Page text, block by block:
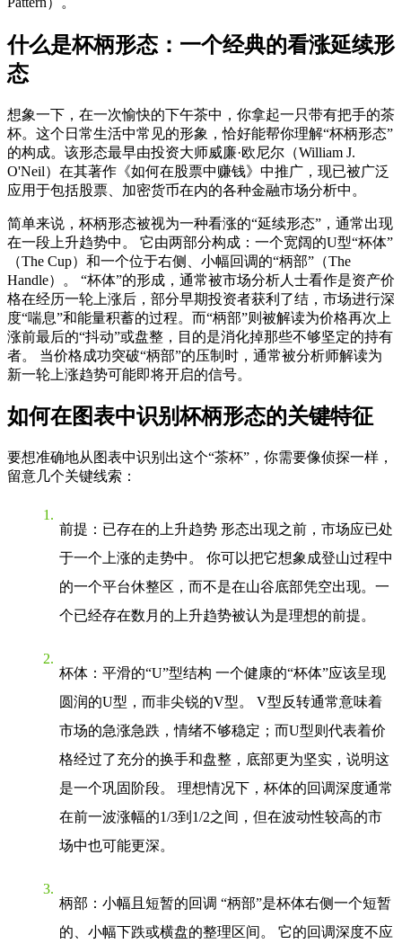
什么是杯柄形态：一个经典的看涨延续形
态
想象一下，在一次愉快的下午茶中，你拿起一只带有把手的茶
杯。这个日常生活中常见的形象，恰好能帮你理解“杯柄形态”
的构成。该形态最早由投资大师威廉·欧尼尔（William J.
O'Neil）在其著作《如何在股票中赚钱》中推广，现已被广泛
应用于包括股票、加密货币在内的各种金融市场分析中。
简单来说，杯柄形态被视为一种看涨的“延续形态”，通常出现
在一段上升趋势中。 它由两部分构成：一个宽阔的U型“杯体”
（The Cup）和一个位于右侧、小幅回调的“柄部”（The
Handle）。 “杯体”的形成，通常被市场分析人士看作是资产价
格在经历一轮上涨后，部分早期投资者获利了结，市场进行深
度“喘息”和能量积蓄的过程。而“柄部”则被解读为价格再次上
涨前最后的“抖动”或盘整，目的是消化掉那些不够坚定的持有
者。 当价格成功突破“柄部”的压制时，通常被分析师解读为
新一轮上涨趋势可能即将开启的信号。
如何在图表中识别杯柄形态的关键特征
要想准确地从图表中识别出这个“茶杯”，你需要像侦探一样，
留意几个关键线索：
前提：已存在的上升趋势 形态出现之前，市场应已处
于一个上涨的走势中。 你可以把它想象成登山过程中
的一个平台休整区，而不是在山谷底部凭空出现。一
个已经存在数月的上升趋势被认为是理想的前提。
杯体：平滑的“U”型结构 一个健康的“杯体”应该呈现
圆润的U型，而非尖锐的V型。 V型反转通常意味着
市场的急涨急跌，情绪不够稳定；而U型则代表着价
格经过了充分的换手和盘整，底部更为坚实，说明这
是一个巩固阶段。 理想情况下，杯体的回调深度通常
在前一波涨幅的1/3到1/2之间，但在波动性较高的市
场中也可能更深。
柄部：小幅且短暂的回调 “柄部”是杯体右侧一个短暂
的、小幅下跌或横盘的整理区间。 它的回调深度不应